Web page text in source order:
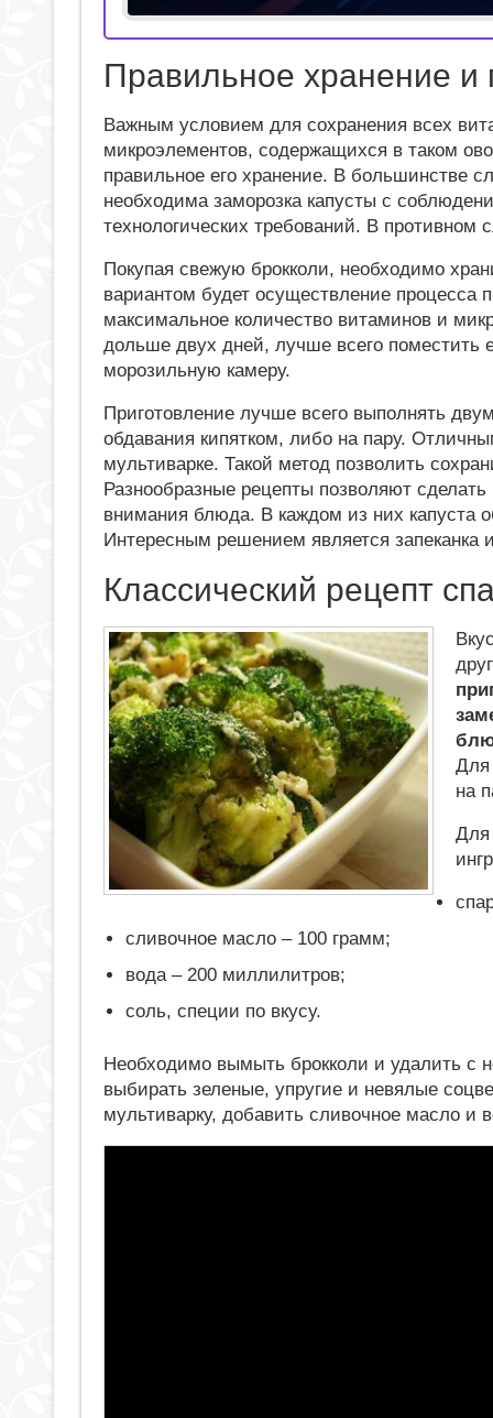
Правильное хранение и
Важным условием для сохранения всех
микроэлементов, содержащихся в таком
правильное его хранение. В большинстве
необходима заморозка капусты с
технологических требований. В
Покупая свежую брокколи, необходимо
вариантом будет осуществление процесса
максимальное количество витаминов и
дольше двух дней, лучше всего поместить
морозильную камеру.
Приготовление лучше всего выполнять
обдавания кипятком, либо на пару.
мультиварке. Такой метод позволить
Разнообразные рецепты позволяют
внимания блюда. В каждом из них капуста
Интересным решением является запеканка
Классический рецепт
Для
на
Для
сливочное масло – 100 грамм;
вода – 200 миллилитров;
соль, специи по вкусу.
Необходимо вымыть брокколи и удалить с
выбирать зеленые, упругие и невялые
мультиварку, добавить сливочное масло и